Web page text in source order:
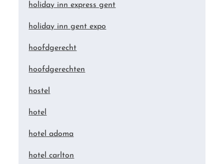
holiday inn express gent
holiday inn gent expo
hoofdgerecht
hoofdgerechten
hostel
hotel
hotel adoma
hotel carlton